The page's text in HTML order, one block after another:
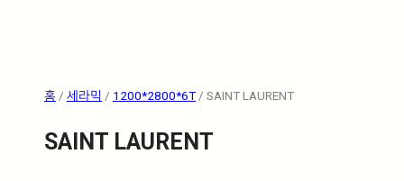
홈/ 세라믹 / 1200*2800*6T/ SAINT LAURENT
SAINT LAURENT